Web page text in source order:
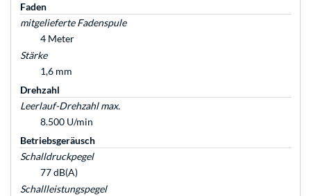
Faden
mitgelieferte Fadenspule
4 Meter
Stärke
1,6 mm
Drehzahl
Leerlauf-Drehzahl max.
8.500 U/min
Betriebsgeräusch
Schalldruckpegel
77 dB(A)
Schallleistungspegel